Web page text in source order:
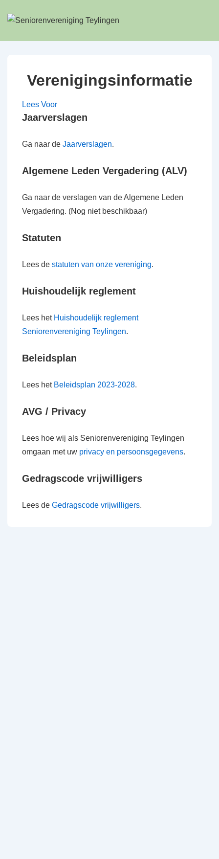
Doorgaan
Verenigingsinformatie
Lees Voor
Jaarverslagen
Ga naar de Jaarverslagen.
Algemene Leden Vergadering (ALV)
Ga naar de verslagen van de Algemene Leden
Vergadering. (Nog niet beschikbaar)
Statuten
Lees de statuten van onze vereniging.
Huishoudelijk reglement
Lees het Huishoudelijk reglement
Seniorenvereniging Teylingen.
Beleidsplan
Lees het Beleidsplan 2023-2028.
AVG / Privacy
Lees hoe wij als Seniorenvereniging Teylingen
omgaan met uw privacy en persoonsgegevens.
Gedragscode vrijwilligers
Lees de Gedragscode vrijwilligers.